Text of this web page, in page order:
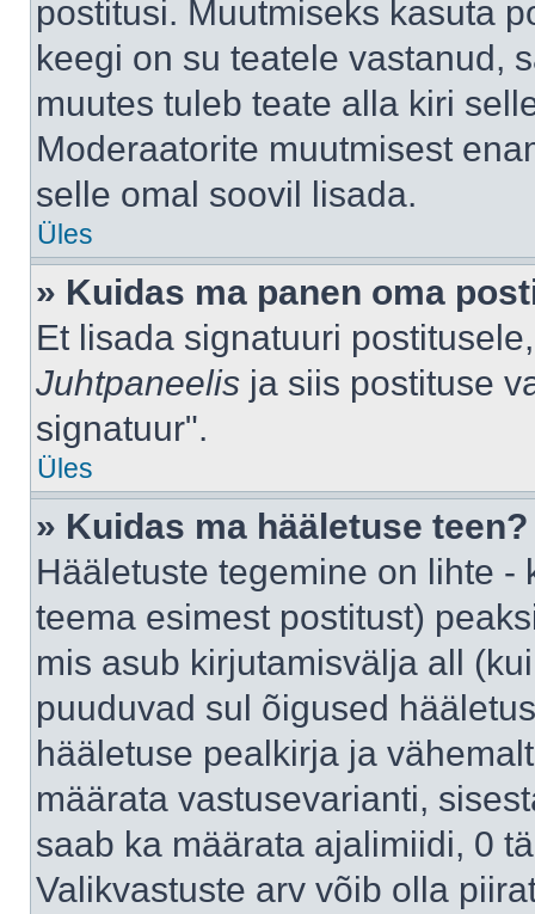
postitusi. Muutmiseks kasuta
keegi on su teatele vastanud,
muutes tuleb teate alla kiri
Moderaatorite muutmisest
selle omal soovil lisada.
Üles
» Kuidas ma panen oma
Et lisada signatuuri
Juhtpaneelis ja siis postituse
signatuur".
Üles
» Kuidas ma hääletuse teen?
Hääletuste tegemine on lihte
teema esimest postitust)
mis asub kirjutamisvälja all
puuduvad sul õigused
hääletuse pealkirja ja
määrata vastusevarianti,
saab ka määrata ajalimiidi, 0
Valikvastuste arv võib olla